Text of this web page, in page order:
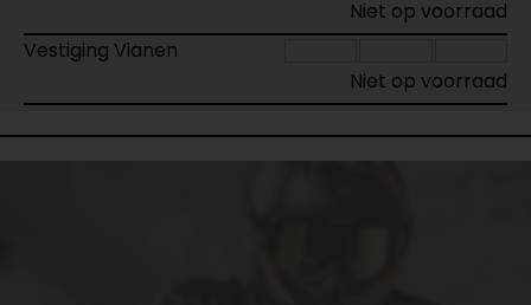
Niet op voorraad
Vestiging Vianen
Niet op voorraad